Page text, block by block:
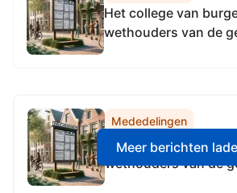
Het college van
wethouders van de
Mededelingen
Het college van
wethouders van de
Meer berichten